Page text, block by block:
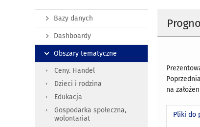
na
Pliki do
Bazy danych
Dashboardy
Obszary tematyczne
Ceny. Handel
Dzieci i rodzina
Edukacja
Gospodarka społeczna,
wolontariat